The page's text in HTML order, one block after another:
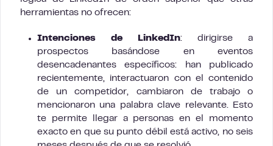
herramientas no ofrecen:
Intenciones de LinkedIn: dirigirse a
prospectos basándose en eventos
desencadenantes específicos: han publicado
recientemente, interactuaron con el contenido
de un competidor, cambiaron de trabajo o
mencionaron una palabra clave relevante. Esto
te permite llegar a personas en el momento
exacto en que su punto débil está activo, no seis